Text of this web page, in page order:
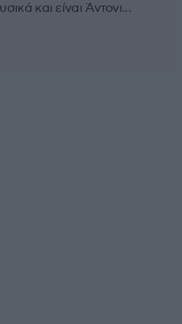
και είναι Άντονι...